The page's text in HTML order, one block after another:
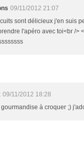
09/11/2012 21:07
sont délicieux j'en suis
l'apéro avec toi<br />
09/11/2012 18:28
à croquer ;)